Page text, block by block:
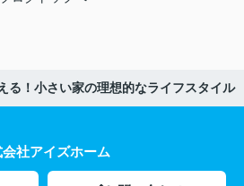
る！小さい家の理想的なライフスタイル
社アイズホーム